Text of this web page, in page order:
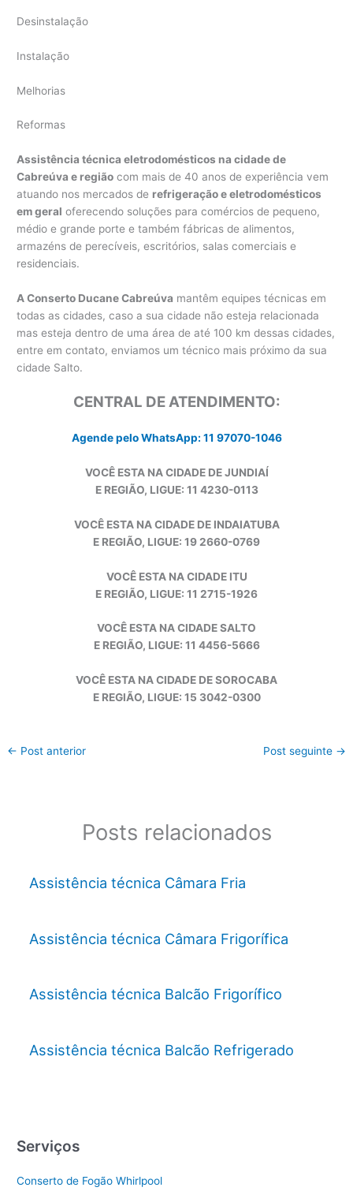
Desinstalação
Instalação
Melhorias
Reformas
Assistência técnica eletrodomésticos na cidade de
Cabreúva e região com mais de 40 anos de experiência vem
atuando nos mercados de refrigeração e eletrodomésticos
em geral oferecendo soluções para comércios de pequeno,
médio e grande porte e também fábricas de alimentos,
armazéns de perecíveis, escritórios, salas comerciais e
residenciais.
A Conserto Ducane Cabreúva mantêm equipes técnicas em
todas as cidades, caso a sua cidade não esteja relacionada
mas esteja dentro de uma área de até 100 km dessas cidades,
entre em contato, enviamos um técnico mais próximo da sua
cidade Salto.
CENTRAL DE ATENDIMENTO:
Agende pelo WhatsApp: 11 97070-1046
VOCÊ ESTA NA CIDADE DE JUNDIAÍ
E REGIÃO, LIGUE: 11 4230-0113
VOCÊ ESTA NA CIDADE DE INDAIATUBA
E REGIÃO, LIGUE: 19 2660-0769
VOCÊ ESTA NA CIDADE ITU
E REGIÃO, LIGUE: 11 2715-1926
VOCÊ ESTA NA CIDADE SALTO
E REGIÃO, LIGUE: 11 4456-5666
VOCÊ ESTA NA CIDADE DE SOROCABA
E REGIÃO, LIGUE: 15 3042-0300
← Post anterior Post seguinte →
Posts relacionados
Assistência técnica Câmara Fria
Assistência técnica Câmara Frigorífica
Assistência técnica Balcão Frigorífico
Assistência técnica Balcão Refrigerado
Serviços
Conserto de Fogão Whirlpool